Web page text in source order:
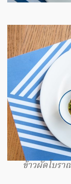
ข้าวผัดโบรา